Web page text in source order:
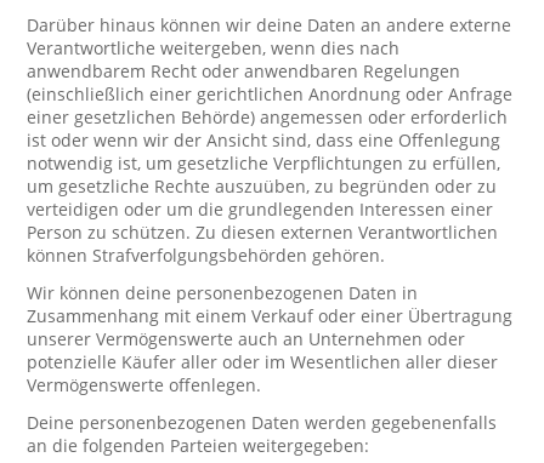
Darüber hinaus können wir deine Daten an andere externe
Verantwortliche weitergeben, wenn dies nach
anwendbarem Recht oder anwendbaren Regelungen
(einschließlich einer gerichtlichen Anordnung oder Anfrage
einer gesetzlichen Behörde) angemessen oder erforderlich
ist oder wenn wir der Ansicht sind, dass eine Offenlegung
notwendig ist, um gesetzliche Verpflichtungen zu erfüllen,
um gesetzliche Rechte auszuüben, zu begründen oder zu
verteidigen oder um die grundlegenden Interessen einer
Person zu schützen. Zu diesen externen Verantwortlichen
können Strafverfolgungsbehörden gehören.
Wir können deine personenbezogenen Daten in
Zusammenhang mit einem Verkauf oder einer Übertragung
unserer Vermögenswerte auch an Unternehmen oder
potenzielle Käufer aller oder im Wesentlichen aller dieser
Vermögenswerte offenlegen.
Deine personenbezogenen Daten werden gegebenenfalls
an die folgenden Parteien weitergegeben: